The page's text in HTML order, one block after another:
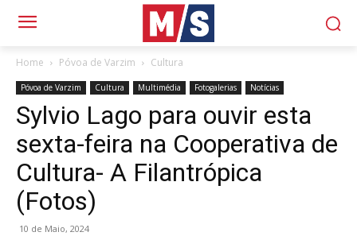
Home Póvoa de Varzim Cultura
Póvoa de Varzim Cultura Multimédia Fotogalerias Notícias
Sylvio Lago para ouvir esta
sexta-feira na Cooperativa de
Cultura- A Filantrópica
(Fotos)
10 de Maio, 2024